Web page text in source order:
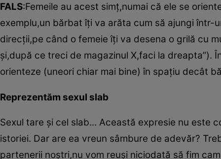
FALS:Femeile au acest simţ,numai că ele se
exemplu,un bărbat îţi va arăta cum să ajungi
direcţii,pe când o femeie îţi va desena o grilă cu
şi,după ce treci de magazinul X,faci la dreapta”).
orienteze (uneori chiar mai bine) în spaţiu decât
Reprezentăm sexul slab
Sexul tare şi cel slab... Această expresie nu este
istoriei. Dar are ea vreun sâmbure de adevăr?
partenerii noştri,nu vom reuşi niciodată să fim